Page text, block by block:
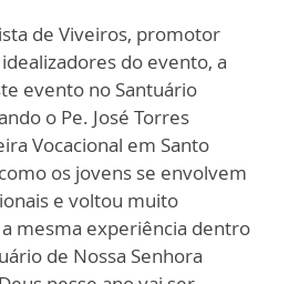
de Viveiros, promotor
do evento, a
evento no Santuário
o Pe. José Torres
Vocacional em Santo
os jovens se envolvem
e voltou muito
mesma experiência dentro
de Nossa Senhora